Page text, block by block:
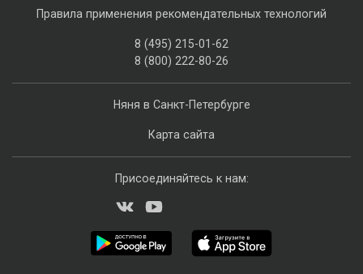
Няня в Санкт-Петербурге
Карта сайта
Правила применения рекомендательных технологий
8 (495) 215-01-62
8 (800) 222-80-26
Присоединяйтесь к нам: